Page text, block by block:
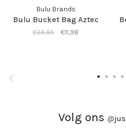
Bulu Brands
Bulu Bucket Bag Aztec
€39,95 €11,98
Volg ons @